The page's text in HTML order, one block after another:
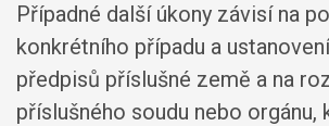
Případné další úkony závisí na
konkrétního případu a
předpisů příslušné země a na
příslušného soudu nebo orgánu,